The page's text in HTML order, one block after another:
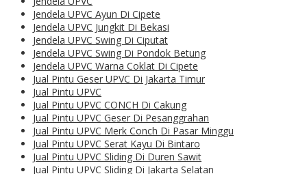
Jendela UPVC Ayun Di Cipete
Jendela UPVC Jungkit Di Bekasi
Jendela UPVC Swing Di Ciputat
Jendela UPVC Swing Di Pondok Betung
Jendela UPVC Warna Coklat Di Cipete
Jual Pintu Geser UPVC Di Jakarta Timur
Jual Pintu UPVC
Jual Pintu UPVC CONCH Di Cakung
Jual Pintu UPVC Geser Di Pesanggrahan
Jual Pintu UPVC Merk Conch Di Pasar Minggu
Jual Pintu UPVC Serat Kayu Di Bintaro
Jual Pintu UPVC Sliding Di Duren Sawit
Jual Pintu UPVC Sliding Di Jakarta Selatan